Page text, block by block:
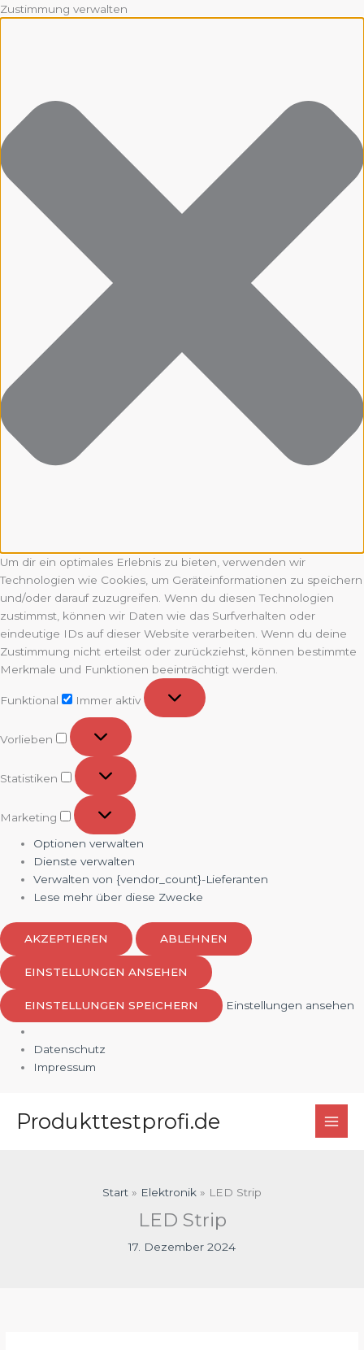
Zustimmung verwalten
Um dir ein optimales Erlebnis zu bieten, verwenden wir
Technologien wie Cookies, um Geräteinformationen zu speichern
und/oder darauf zuzugreifen. Wenn du diesen Technologien
zustimmst, können wir Daten wie das Surfverhalten oder
eindeutige IDs auf dieser Website verarbeiten. Wenn du deine
Zustimmung nicht erteilst oder zurückziehst, können bestimmte
Merkmale und Funktionen beeinträchtigt werden.
Funktional
Immer aktiv
Vorlieben
Vorlieben
Statistiken
Statistiken
Marketing
Marketing
Optionen verwalten
Dienste verwalten
Verwalten von {vendor_count}-Lieferanten
Lese mehr über diese Zwecke
AKZEPTIEREN ABLEHNEN
EINSTELLUNGEN ANSEHEN
EINSTELLUNGEN SPEICHERN Einstellungen ansehen
Datenschutz
Impressum
InhaltProdukttestprofi.de
Start Elektronik LED Strip
LED Strip
17. Dezember 2024